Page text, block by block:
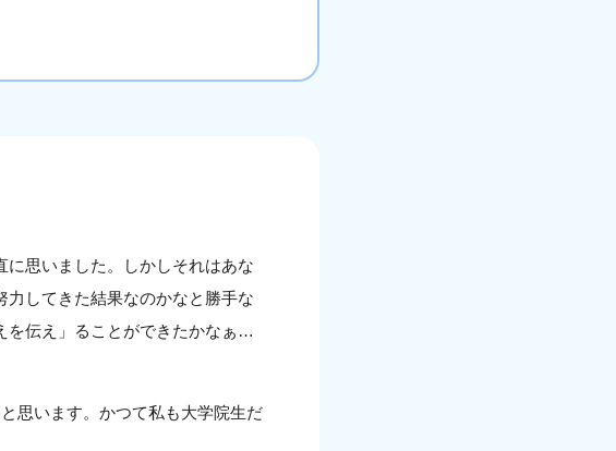
に思いました。しかしそれはあな
してきた結果なのかなと勝手な
を伝え」ることができたかなぁ…
思います。かつて私も大学院生だ